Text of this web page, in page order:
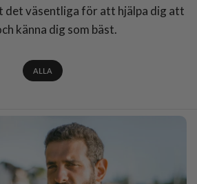
det väsentliga för att hjälpa dig att
känna dig som bäst.
ALLA